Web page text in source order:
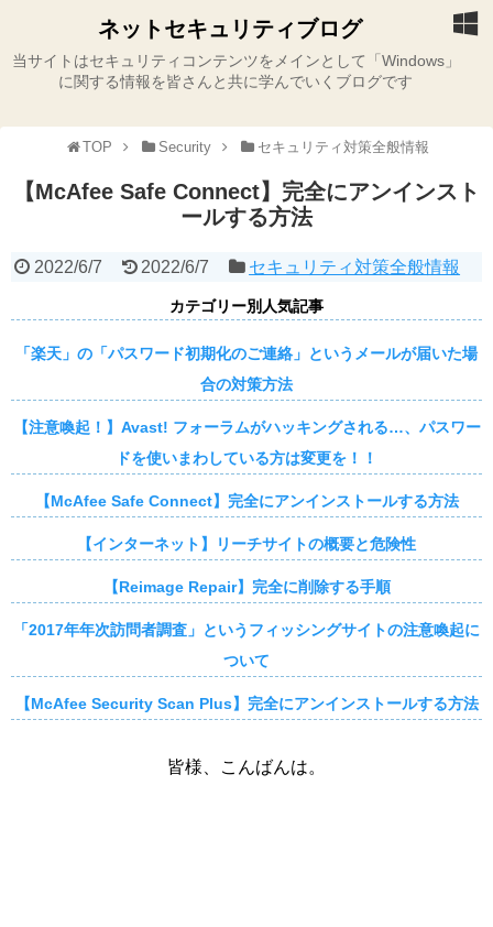
ネットセキュリティブログ
当サイトはセキュリティコンテンツをメインとして「Windows」
に関する情報を皆さんと共に学んでいくブログです
TOP Security セキュリティ対策全般情報
【McAfee Safe Connect】完全にアンインスト
ールする方法
2022/6/7 2022/6/7 セキュリティ対策全般情報
カテゴリー別人気記事
「楽天」の「パスワード初期化のご連絡」というメールが届いた場
合の対策方法
【注意喚起！】Avast! フォーラムがハッキングされる…、パスワー
ドを使いまわしている方は変更を！！
【McAfee Safe Connect】完全にアンインストールする方法
【インターネット】リーチサイトの概要と危険性
【Reimage Repair】完全に削除する手順
「2017年年次訪問者調査」というフィッシングサイトの注意喚起に
ついて
【McAfee Security Scan Plus】完全にアンインストールする方法
皆様、こんばんは。